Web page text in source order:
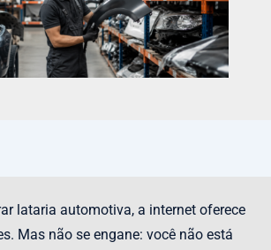
lataria automotiva, a internet oferece
Mas não se engane: você não está